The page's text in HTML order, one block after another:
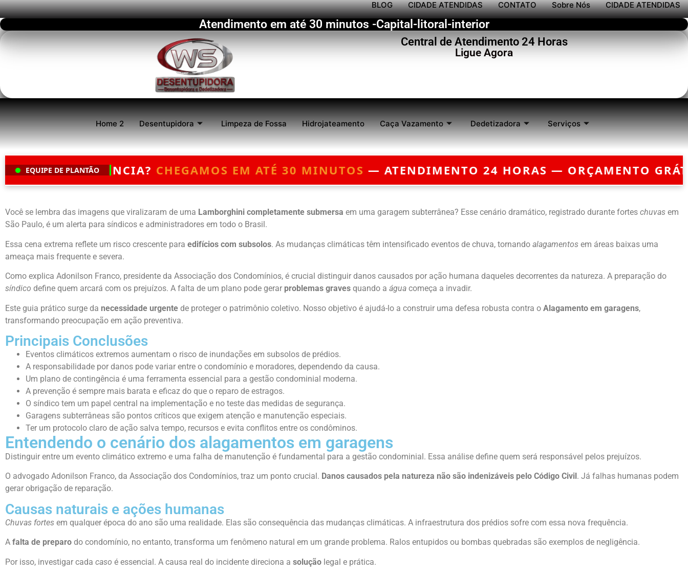
BLOG CIDADE ATENDIDAS CONTATO Sobre Nós CIDADE ATENDIDAS
Atendimento em até 30 minutos -Capital-litoral-interior
Central de Atendimento 24 Horas
Ligue Agora
Home 2 Desentupidora Limpeza de Fossa Hidrojateamento Caça Vazamento Dedetizadora Serviços
EQUIPE DE PLANTÃO
CHEGAMOS EM ATÉ 30 MINUTOS— ATENDIMENTO 24 HORAS — ORÇAMENTO GRÁTIS —
Você se lembra das imagens que viralizaram de uma Lamborghini completamente submersa em uma garagem subterrânea? Esse cenário dramático, registrado durante fortes chuvas em
São Paulo, é um alerta para síndicos e administradores em todo o Brasil.
Essa cena extrema reflete um risco crescente para edifícios com subsolos. As mudanças climáticas têm intensificado eventos de chuva, tornando alagamentos em áreas baixas uma
ameaça mais frequente e severa.
Como explica Adonilson Franco, presidente da Associação dos Condomínios, é crucial distinguir danos causados por ação humana daqueles decorrentes da natureza. A preparação do
síndico define quem arcará com os prejuízos. A falta de um plano pode gerar problemas graves quando a água começa a invadir.
Este guia prático surge da necessidade urgente de proteger o patrimônio coletivo. Nosso objetivo é ajudá-lo a construir uma defesa robusta contra o Alagamento em garagens,
transformando preocupação em ação preventiva.
Principais Conclusões
Eventos climáticos extremos aumentam o risco de inundações em subsolos de prédios.
A responsabilidade por danos pode variar entre o condomínio e moradores, dependendo da causa.
Um plano de contingência é uma ferramenta essencial para a gestão condominial moderna.
A prevenção é sempre mais barata e eficaz do que o reparo de estragos.
O síndico tem um papel central na implementação e no teste das medidas de segurança.
Garagens subterrâneas são pontos críticos que exigem atenção e manutenção especiais.
Ter um protocolo claro de ação salva tempo, recursos e evita conflitos entre os condôminos.
Entendendo o cenário dos alagamentos em garagens
Distinguir entre um evento climático extremo e uma falha de manutenção é fundamental para a gestão condominial. Essa análise define quem será responsável pelos prejuízos.
O advogado Adonilson Franco, da Associação dos Condomínios, traz um ponto crucial. Danos causados pela natureza não são indenizáveis pelo Código Civil . Já falhas humanas podem
gerar obrigação de reparação.
Causas naturais e ações humanas
Chuvas fortes em qualquer época do ano são uma realidade. Elas são consequência das mudanças climáticas. A infraestrutura dos prédios sofre com essa nova frequência.
A falta de preparo do condomínio, no entanto, transforma um fenômeno natural em um grande problema. Ralos entupidos ou bombas quebradas são exemplos de negligência.
Por isso, investigar cada caso é essencial. A causa real do incidente direciona a solução legal e prática.